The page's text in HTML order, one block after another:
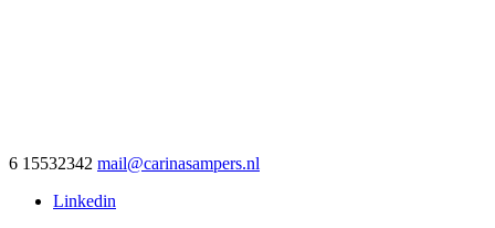
6 15532342 mail@carinasampers.nl
Linkedin